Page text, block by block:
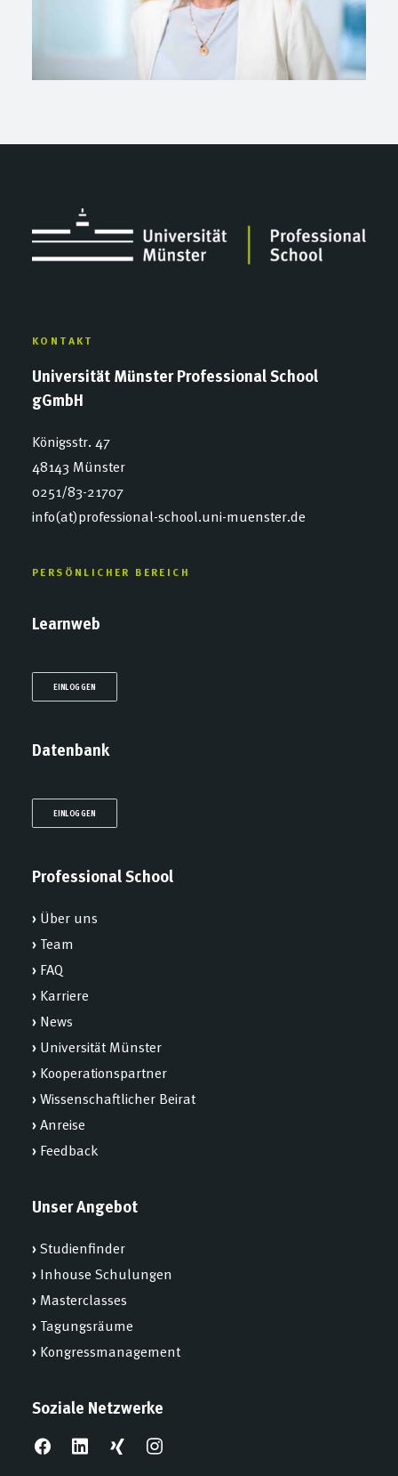
KONTAKT
Universität Münster Professional School
gGmbH
Königsstr. 47
48143 Münster
0251/83-21707
info(at)professional-school.uni-muenster.de
PERSÖNLICHER BEREICH
Learnweb
EINLOGGEN
Datenbank
EINLOGGEN
Professional School
› Über uns
› Team
› FAQ
› Karriere
› News
› Universität Münster
› Kooperationspartner
›Wissenschaftlicher Beirat
›Anreise
› Feedback
Unser Angebot
›Studienfinder
› Inhouse Schulungen
› Masterclasses
› Tagungsräume
› Kongressmanagement
Soziale Netzwerke